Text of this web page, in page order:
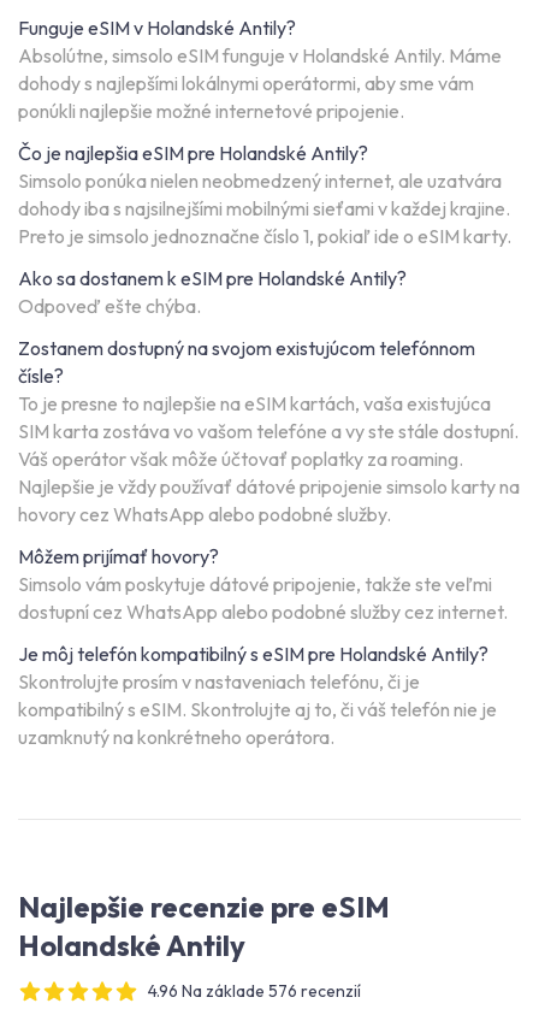
Funguje eSIM v Holandské Antily?
Absolútne, simsolo eSIM funguje v Holandské Antily. Máme
dohody s najlepšími lokálnymi operátormi, aby sme vám
ponúkli najlepšie možné internetové pripojenie.
Čo je najlepšia eSIM pre Holandské Antily?
Simsolo ponúka nielen neobmedzený internet, ale uzatvára
dohody iba s najsilnejšími mobilnými sieťami v každej krajine.
Preto je simsolo jednoznačne číslo 1, pokiaľ ide o eSIM karty.
Ako sa dostanem k eSIM pre Holandské Antily?
Odpoveď ešte chýba.
Zostanem dostupný na svojom existujúcom telefónnom
čísle?
To je presne to najlepšie na eSIM kartách, vaša existujúca
SIM karta zostáva vo vašom telefóne a vy ste stále dostupní.
Váš operátor však môže účtovať poplatky za roaming.
Najlepšie je vždy používať dátové pripojenie simsolo karty na
hovory cez WhatsApp alebo podobné služby.
Môžem prijímať hovory?
Simsolo vám poskytuje dátové pripojenie, takže ste veľmi
dostupní cez WhatsApp alebo podobné služby cez internet.
Je môj telefón kompatibilný s eSIM pre Holandské Antily?
Skontrolujte prosím v nastaveniach telefónu, či je
kompatibilný s eSIM. Skontrolujte aj to, či váš telefón nie je
uzamknutý na konkrétneho operátora.
Najlepšie recenzie pre eSIM
Holandské Antily
4.96 Na základe 576 recenzií